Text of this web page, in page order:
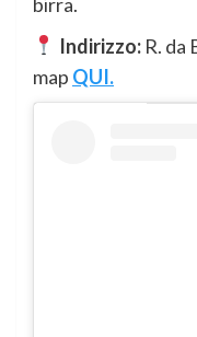
Indirizzo:R. da
map QUI.